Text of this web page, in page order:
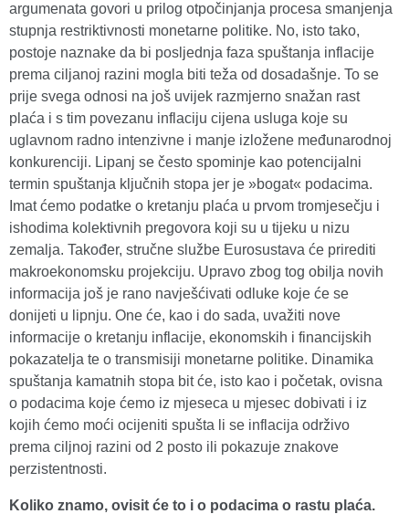
argumenata govori u prilog otpočinjanja procesa smanjenja
stupnja restriktivnosti monetarne politike. No, isto tako,
postoje naznake da bi posljednja faza spuštanja inflacije
prema ciljanoj razini mogla biti teža od dosadašnje. To se
prije svega odnosi na još uvijek razmjerno snažan rast
plaća i s tim povezanu inflaciju cijena usluga koje su
uglavnom radno intenzivne i manje izložene međunarodnoj
konkurenciji. Lipanj se često spominje kao potencijalni
termin spuštanja ključnih stopa jer je »bogat« podacima.
Imat ćemo podatke o kretanju plaća u prvom tromjesečju i
ishodima kolektivnih pregovora koji su u tijeku u nizu
zemalja. Također, stručne službe Eurosustava će prirediti
makroekonomsku projekciju. Upravo zbog tog obilja novih
informacija još je rano navješćivati odluke koje će se
donijeti u lipnju. One će, kao i do sada, uvažiti nove
informacije o kretanju inflacije, ekonomskih i financijskih
pokazatelja te o transmisiji monetarne politike. Dinamika
spuštanja kamatnih stopa bit će, isto kao i početak, ovisna
o podacima koje ćemo iz mjeseca u mjesec dobivati i iz
kojih ćemo moći ocijeniti spušta li se inflacija održivo
prema ciljnoj razini od 2 posto ili pokazuje znakove
perzistentnosti.
Koliko znamo, ovisit će to i o podacima o rastu plaća.